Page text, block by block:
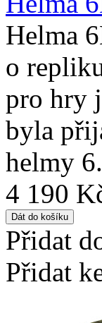
Helma
o
pro hry
byla
helmy
4 190
Přidat
Přidat